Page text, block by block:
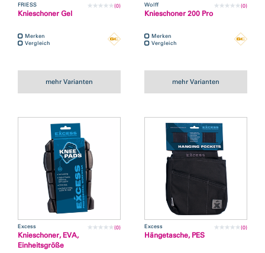
FRIESS (0)
Knieschoner Gel
Merken
Vergleich
mehr Varianten
Wolff (0)
Knieschoner 200 Pro
Merken
Vergleich
mehr Varianten
Excess (0)
Knieschoner, EVA,
Einheitsgröße
Excess (0)
Hängetasche, PES